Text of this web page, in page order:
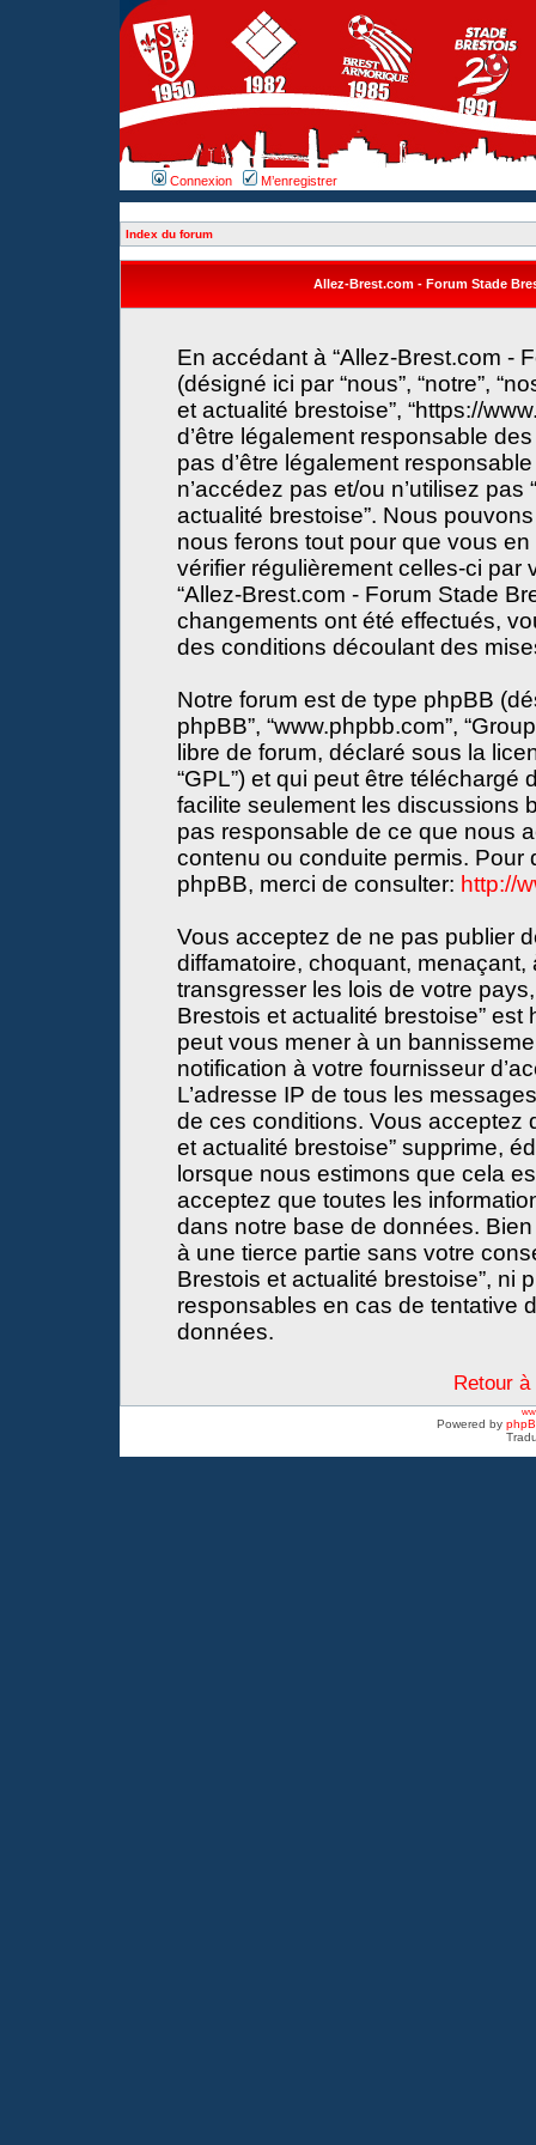
Connexion M’enregistrer
Index du forum
Allez-Brest.com - Forum Stade
En accédant à “Allez-Brest.com -
(désigné ici par “nous”, “notre”,
et actualité brestoise”, “https://
d’être légalement responsable
pas d’être légalement
n’accédez pas et/ou n’utilisez
actualité brestoise”. Nous
nous ferons tout pour que vous
vérifier régulièrement celles-ci par
“Allez-Brest.com - Forum Stade
changements ont été effectués,
des conditions découlant des
Notre forum est de type phpBB
phpBB”, “www.phpbb.com”,
libre de forum, déclaré sous la
“GPL”) et qui peut être téléchargé
facilite seulement les discussions
pas responsable de ce que nous
contenu ou conduite permis. Pour
phpBB, merci de consulter: http://
Vous acceptez de ne pas publier
diffamatoire, choquant,
transgresser les lois de votre
Brestois et actualité brestoise”
peut vous mener à un
notification à votre fournisseur
L’adresse IP de tous les
de ces conditions. Vous acceptez
et actualité brestoise” supprime,
lorsque nous estimons que cela
acceptez que toutes les
dans notre base de données.
à une tierce partie sans votre
Brestois et actualité brestoise”, ni
responsables en cas de tentative
données.
Retour à
Powered by